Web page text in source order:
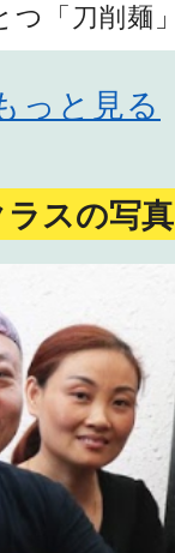
つ「刀削麺
っと見る
ラスの写真